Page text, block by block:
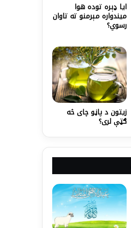
ایا ډېره توده هوا
میندواره مېرمنو ته تاوان
رسوي؟
زیتون د پاڼو چای څه
ګټې لری؟